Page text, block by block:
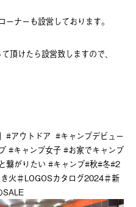
ナーも設営しております。
頂けたら設営致しますので、
#アウトドア #キャンプデビュー
#キャンプ女子 #お家でキャンプ
繋がりたい #キャンプ#秋#冬#2
火＃LOGOSカタログ2024＃新
SALE